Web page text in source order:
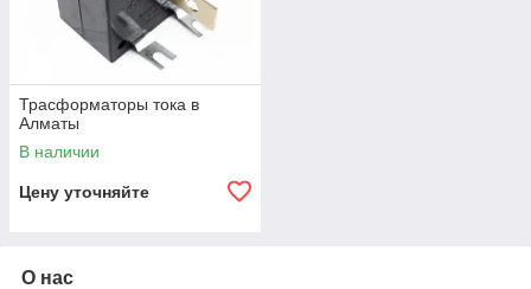
Трасформаторы тока в
Алматы
В наличии
Цену уточняйте
О нас